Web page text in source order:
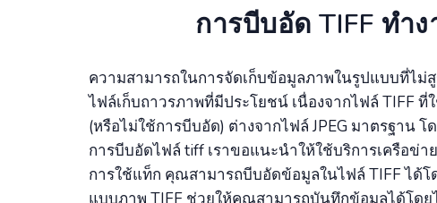
การบีบอัด TIFF ทำ
ความสามารถในการจัดเก็บข้อมูลภาพในรูปแบบที่ไม่
ไฟล์เก็บถาวรภาพที่มีประโยชน์ เนื่องจากไฟล์ TIFF
(หรือไม่ใช้การบีบอัด) ต่างจากไฟล์ JPEG มาตรฐาน
การบีบอัดไฟล์ tiff เราขอแนะนำให้ใช้บริการเครือข่
การใช้แท็ก คุณสามารถบีบอัดข้อมูลในไฟล์ TIFF ได้โ